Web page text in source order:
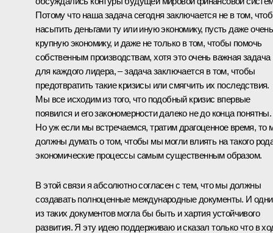
Потому что наша задача сегодня заключается не в том,
насытить деньгами ту или иную экономику, пусть даже очень
крупную экономику, и даже не только в том, чтобы помочь
собственным производствам, хотя это очень важная задача
для каждого лидера, – задача заключается в том, чтобы
предотвратить такие кризисы или смягчить их последствия.
Мы все исходим из того, что подобный кризис впервые
появился и его закономерности далеко не до конца понятны.
Но уж если мы встречаемся, тратим драгоценное время, то
должны думать о том, чтобы мы могли влиять на такого
экономические процессы самым существенным образом.
В этой связи я абсолютно согласен с тем, что мы должны
создавать полноценные международные документы. И
из таких документов могла бы быть и хартия устойчивого
развития. Я эту идею поддерживаю и сказал только что в